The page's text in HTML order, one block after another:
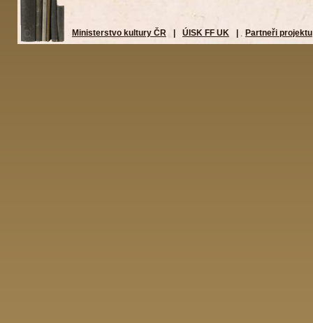
Ministerstvo kultury ČR ÚISK FF UK Partneři projektu